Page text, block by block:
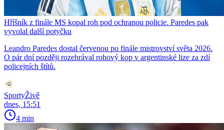
Hříšník z finále MS kopal roh pod ochranou policie. Paredes pak
vyvolal další potyčku
Leandro Paredes dostal červenou po finále mistrovství světa 2026.
O pár dní později rozehrával rohový kop v argentinské lize za zdí
policejních štítů.
SportyŽivě
dnes, 15:51
4 min